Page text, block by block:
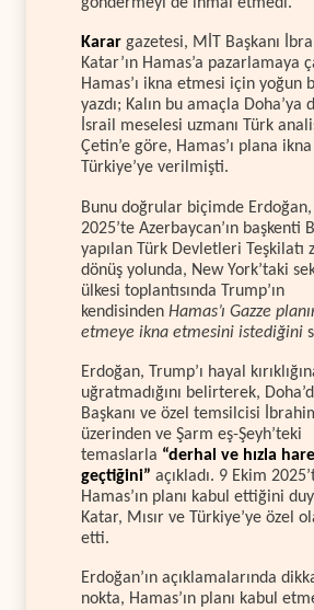
Karar gazetesi, MİT Başkanı
Katar’ın Hamas’a pazarlamaya
Hamas’ı ikna etmesi için yoğun
yazdı; Kalın bu amaçla Doha’ya
İsrail meselesi uzmanı Türk
Çetin’e göre, Hamas’ı plana
Türkiye’ye verilmişti.
Bunu doğrular biçimde
2025’te Azerbaycan’ın başkenti
yapılan Türk Devletleri Teşkilatı
dönüş yolunda, New York’taki
ülkesi toplantısında Trump’ın
kendisinden Hamas’ı Gazze
etmeye ikna etmesini istediğini
Erdoğan, Trump’ı hayal
uğratmadığını belirterek,
Başkanı ve özel temsilcisi
üzerinden ve Şarm eş-Şeyh’teki
temaslarla “derhal ve hızla
geçtiğini” açıkladı. 9 Ekim
Hamas’ın planı kabul ettiğini
Katar, Mısır ve Türkiye’ye özel
etti.
Erdoğan’ın açıklamalarında
nokta, Hamas’ın planı kabul